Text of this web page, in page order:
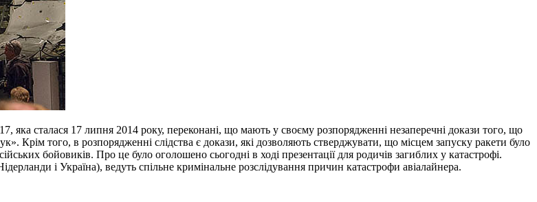
сталася 17 липня 2014 року, переконані, що мають у своєму розпорядженні незаперечні докази того, що
Крім того, в розпорядженні слідства є докази, які дозволяють стверджувати, що місцем запуску ракети було
бойовиків. Про це було оголошено сьогодні в ході презентації для родичів загиблих у катастрофі.
і Україна), ведуть спільне кримінальне розслідування причин катастрофи авіалайнера.